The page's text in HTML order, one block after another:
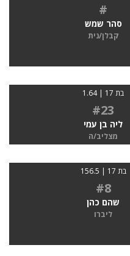
#
סהר שמש
קבלן/נית
בת 17 | 1.64
#23
ליה בן עמי
מצליב/ה
בת 17 | 156.5
#8
שהם כהן
ליברו